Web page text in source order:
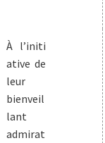
À l’initi
ative de
leur
bienveil
lant
admirat